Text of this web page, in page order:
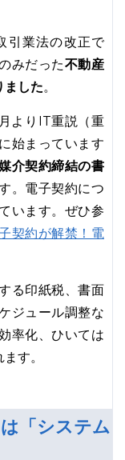
引業法の改正で
みだった不動産
ました。
よりIT重説（重
始まっています
介契約締結の書
。電子契約につ
います。ぜひ参
契約が解禁！電
る印紙税、書面
ジュール調整な
率化、ひいては
す。
「システム